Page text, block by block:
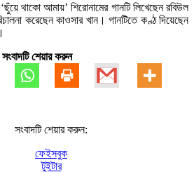
থাকো আমায়’ শিরোনামের গানটি লিখেছেন রবিউল
করেছেন কাওসার খান। গানটিতে কণ্ঠ দিয়েছেন
সংবাদটি শেয়ার করুন
সংবাদটি শেয়ার করুন:
ফেইসবুক
টুইটার